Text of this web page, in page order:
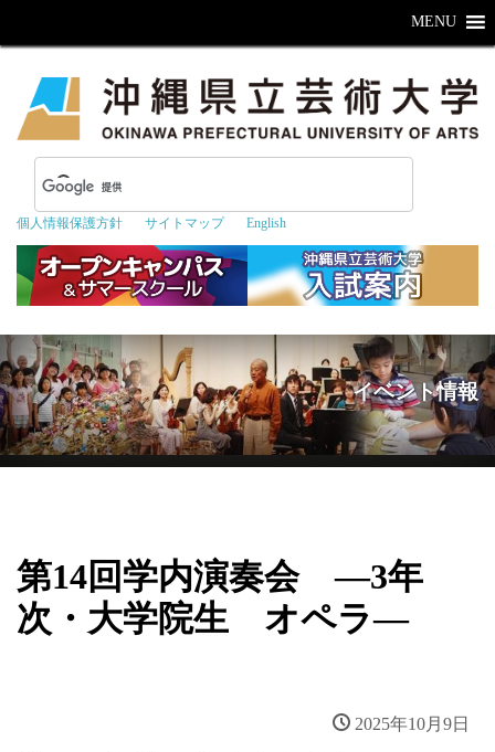
個人情報保護方針 サイトマップ English
MENU
イベント情報
第14回学内演奏会 ―3年
次・大学院生 オペラ―
2025年10月9日